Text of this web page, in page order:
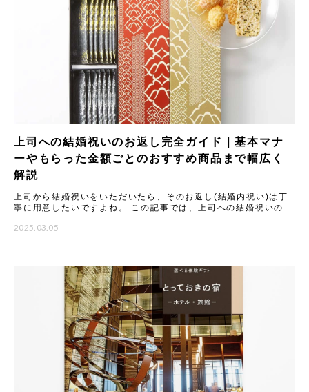
上司への結婚祝いのお返し完全ガイド｜基本マナ
ーやもらった金額ごとのおすすめ商品まで幅広く
解説
上司から結婚祝いをいただいたら、そのお返し(結婚内祝い)は丁
寧に用意したいですよね。 この記事では、上司への結婚祝いのお
ギ
2025.03.05